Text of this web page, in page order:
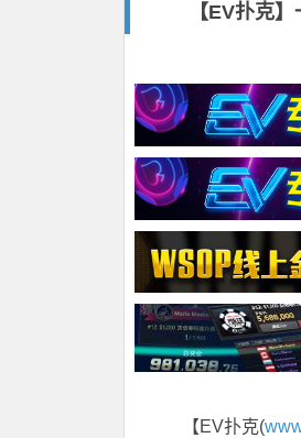
【EV扑克
【EV扑克(